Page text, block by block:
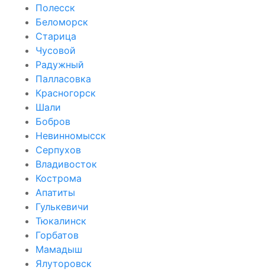
Полесск
Беломорск
Старица
Чусовой
Радужный
Палласовка
Красногорск
Шали
Бобров
Невинномысск
Серпухов
Владивосток
Кострома
Апатиты
Гулькевичи
Тюкалинск
Горбатов
Мамадыш
Ялуторовск